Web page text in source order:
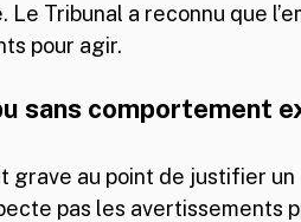
Tribunal a reconnu que
pour agir.
sans comportement
grave au point de justifier un
pas les avertissements